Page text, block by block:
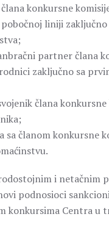
konkursne
liniji
partner člana
zaključno sa
člana
sa članom konkursne
i netačnim
podnosioci
konkursima Centra u